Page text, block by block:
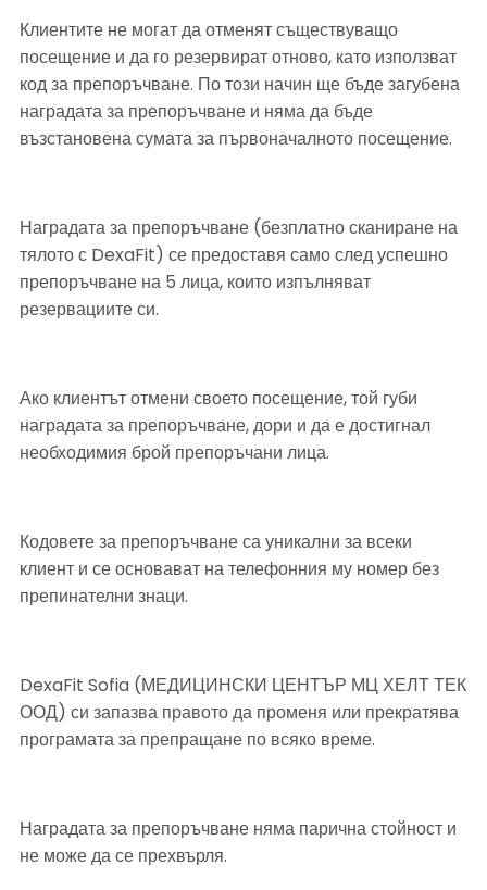
Клиентите не могат да отменят съществуващо
посещение и да го резервират отново, като използват
код за препоръчване. По този начин ще бъде загубена
наградата за препоръчване и няма да бъде
възстановена сумата за първоначалното посещение.
Наградата за препоръчване (безплатно сканиране на
тялото с DexaFit) се предоставя само след успешно
препоръчване на 5 лица, които изпълняват
резервациите си.
Ако клиентът отмени своето посещение, той губи
наградата за препоръчване, дори и да е достигнал
необходимия брой препоръчани лица.
Кодовете за препоръчване са уникални за всеки
клиент и се основават на телефонния му номер без
препинателни знаци.
DexaFit Sofia (МЕДИЦИНСКИ ЦЕНТЪР МЦ ХЕЛТ ТЕК
ООД) си запазва правото да променя или прекратява
програмата за препращане по всяко време.
Наградата за препоръчване няма парична стойност и
не може да се прехвърля.